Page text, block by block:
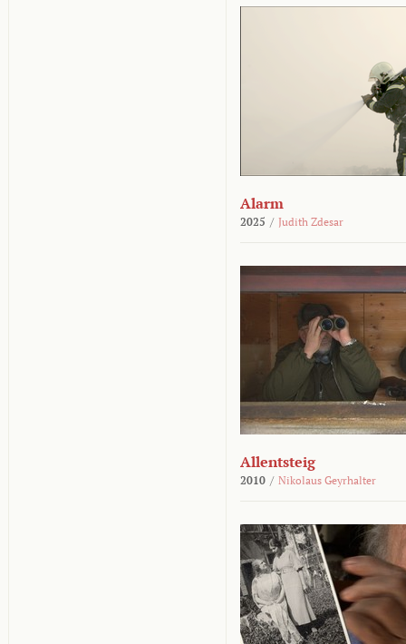
Alarm
2025 / Judith Zdesar
Allentsteig
2010 / Nikolaus Geyrhalter